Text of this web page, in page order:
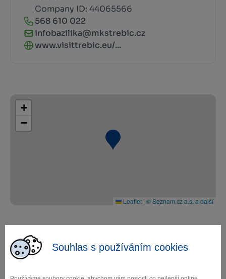
Souhlas s používáním cookies
Company ID: 44065566
568 610 022
infobazilika@mkstrebic.cz
www.visittrebic.eu/...
+
−
Leaflet | © Seznam.cz a.s. a další